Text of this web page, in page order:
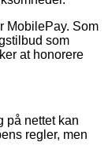
MobilePay. Som
som
at honorere
på nettet kan
regler, men